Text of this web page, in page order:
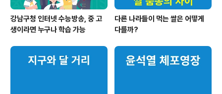
강남구청 인터넷 수능방송, 중 고
생이라면 누구나 학습 가능
다른 나라들이 먹는 쌀은 어떻게
다를까?